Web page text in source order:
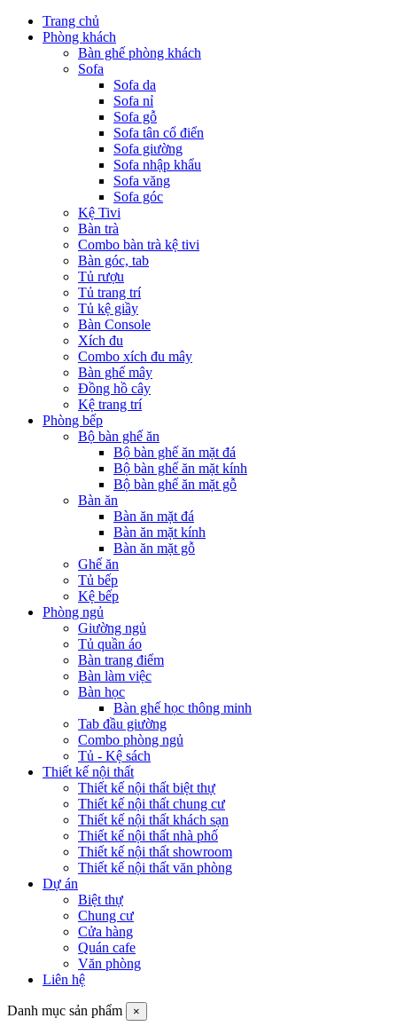
Trang chủ
Phòng khách
Bàn ghế phòng khách
Sofa
Sofa da
Sofa nỉ
Sofa gỗ
Sofa tân cổ điển
Sofa giường
Sofa nhập khẩu
Sofa văng
Sofa góc
Kệ Tivi
Bàn trà
Combo bàn trà kệ tivi
Bàn góc, tab
Tủ rượu
Tủ trang trí
Tủ kệ giầy
Bàn Console
Xích đu
Combo xích đu mây
Bàn ghế mây
Đồng hồ cây
Kệ trang trí
Phòng bếp
Bộ bàn ghế ăn
Bộ bàn ghế ăn mặt đá
Bộ bàn ghế ăn mặt kính
Bộ bàn ghế ăn mặt gỗ
Bàn ăn
Bàn ăn mặt đá
Bàn ăn mặt kính
Bàn ăn mặt gỗ
Ghế ăn
Tủ bếp
Kệ bếp
Phòng ngủ
Giường ngủ
Tủ quần áo
Bàn trang điểm
Bàn làm việc
Bàn học
Bàn ghế học thông minh
Tab đầu giường
Combo phòng ngủ
Tủ - Kệ sách
Thiết kế nội thất
Thiết kế nội thất biệt thự
Thiết kế nội thất chung cư
Thiết kế nội thất khách sạn
Thiết kế nội thất nhà phố
Thiết kế nội thất showroom
Thiết kế nội thất văn phòng
Dự án
Biệt thự
Chung cư
Cửa hàng
Quán cafe
Văn phòng
Liên hệ
Danh mục sản phẩm ×